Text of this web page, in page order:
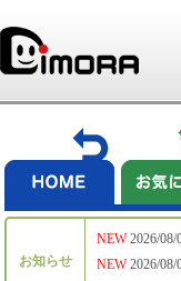
お知らせ
NEW
NEW
2026/
2026/